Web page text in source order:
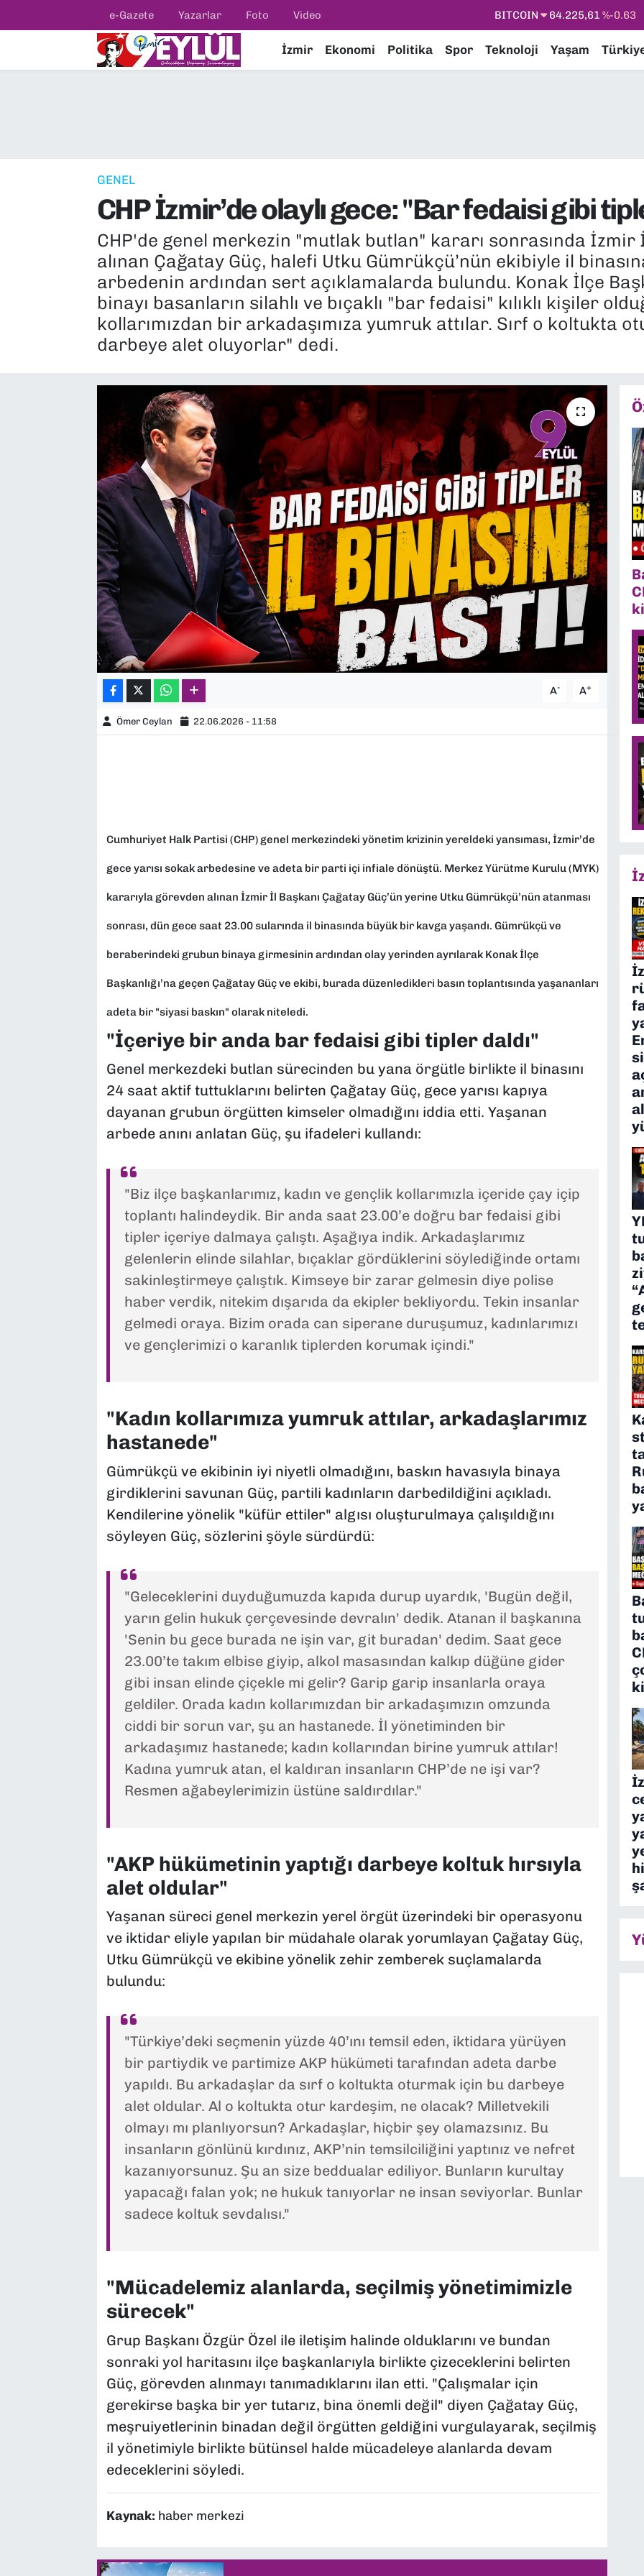
e-Gazete Yazarlar Foto Video DOLAR 47,7143%0.16
STERLİN
64,2463%0.07
İzmir Ekonomi Politika Spor Teknoloji Yaşam
GENEL
CHP İzmir’de olaylı gece: "Bar fedaisi gibi
CHP'de genel merkezin "mutlak butlan" kararı sonrasında İzmir
alınan Çağatay Güç, halefi Utku Gümrükçü’nün ekibiyle il
arbedenin ardından sert açıklamalarda bulundu. Konak İlçe
binayı basanların silahlı ve bıçaklı "bar fedaisi" kılıklı kişiler
kollarımızdan bir arkadaşımıza yumruk attılar. Sırf o koltukta
darbeye alet oluyorlar" dedi.
A- A+
Ömer Ceylan 22.06.2026 - 11:58
Cumhuriyet Halk Partisi (CHP) genel merkezindeki yönetim krizinin yereldeki yansıması, İzmir’de
gece yarısı sokak arbedesine ve adeta bir parti içi infiale dönüştü. Merkez Yürütme Kurulu (MYK)
kararıyla görevden alınan İzmir İl Başkanı Çağatay Güç’ün yerine Utku Gümrükçü’nün atanması
sonrası, dün gece saat 23.00 sularında il binasında büyük bir kavga yaşandı. Gümrükçü ve
beraberindeki grubun binaya girmesinin ardından olay yerinden ayrılarak Konak İlçe
Başkanlığı’na geçen Çağatay Güç ve ekibi, burada düzenledikleri basın toplantısında yaşananları
adeta bir "siyasi baskın" olarak niteledi.
"İçeriye bir anda bar fedaisi gibi tipler daldı"
Genel merkezdeki butlan sürecinden bu yana örgütle birlikte il binasını
24 saat aktif tuttuklarını belirten Çağatay Güç, gece yarısı kapıya
dayanan grubun örgütten kimseler olmadığını iddia etti. Yaşanan
arbede anını anlatan Güç, şu ifadeleri kullandı:
"Biz ilçe başkanlarımız, kadın ve gençlik kollarımızla içeride çay içip
toplantı halindeydik. Bir anda saat 23.00’e doğru bar fedaisi gibi
tipler içeriye dalmaya çalıştı. Aşağıya indik. Arkadaşlarımız
gelenlerin elinde silahlar, bıçaklar gördüklerini söylediğinde ortamı
sakinleştirmeye çalıştık. Kimseye bir zarar gelmesin diye polise
haber verdik, nitekim dışarıda da ekipler bekliyordu. Tekin insanlar
gelmedi oraya. Bizim orada can siperane duruşumuz, kadınlarımızı
ve gençlerimizi o karanlık tiplerden korumak içindi."
"Kadın kollarımıza yumruk attılar, arkadaşlarımız
hastanede"
Gümrükçü ve ekibinin iyi niyetli olmadığını, baskın havasıyla binaya
girdiklerini savunan Güç, partili kadınların darbedildiğini açıkladı.
Kendilerine yönelik "küfür ettiler" algısı oluşturulmaya çalışıldığını
söyleyen Güç, sözlerini şöyle sürdürdü:
"Geleceklerini duyduğumuzda kapıda durup uyardık, 'Bugün değil,
yarın gelin hukuk çerçevesinde devralın' dedik. Atanan il başkanına
'Senin bu gece burada ne işin var, git buradan' dedim. Saat gece
23.00’te takım elbise giyip, alkol masasından kalkıp düğüne gider
gibi insan elinde çiçekle mi gelir? Garip garip insanlarla oraya
geldiler. Orada kadın kollarımızdan bir arkadaşımızın omzunda
ciddi bir sorun var, şu an hastanede. İl yönetiminden bir
arkadaşımız hastanede; kadın kollarından birine yumruk attılar!
Kadına yumruk atan, el kaldıran insanların CHP’de ne işi var?
Resmen ağabeylerimizin üstüne saldırdılar."
"AKP hükümetinin yaptığı darbeye koltuk hırsıyla
alet oldular"
Yaşanan süreci genel merkezin yerel örgüt üzerindeki bir operasyonu
ve iktidar eliyle yapılan bir müdahale olarak yorumlayan Çağatay Güç,
Utku Gümrükçü ve ekibine yönelik zehir zemberek suçlamalarda
bulundu:
"Türkiye’deki seçmenin yüzde 40’ını temsil eden, iktidara yürüyen
bir partiydik ve partimize AKP hükümeti tarafından adeta darbe
yapıldı. Bu arkadaşlar da sırf o koltukta oturmak için bu darbeye
alet oldular. Al o koltukta otur kardeşim, ne olacak? Milletvekili
olmayı mı planlıyorsun? Arkadaşlar, hiçbir şey olamazsınız. Bu
insanların gönlünü kırdınız, AKP’nin temsilciliğini yaptınız ve nefret
kazanıyorsunuz. Şu an size beddualar ediliyor. Bunların kurultay
yapacağı falan yok; ne hukuk tanıyorlar ne insan seviyorlar. Bunlar
sadece koltuk sevdalısı."
"Mücadelemiz alanlarda, seçilmiş yönetimimizle
sürecek"
Grup Başkanı Özgür Özel ile iletişim halinde olduklarını ve bundan
sonraki yol haritasını ilçe başkanlarıyla birlikte çizeceklerini belirten
Güç, görevden alınmayı tanımadıklarını ilan etti. "Çalışmalar için
gerekirse başka bir yer tutarız, bina önemli değil" diyen Çağatay Güç,
meşruiyetlerinin binadan değil örgütten geldiğini vurgulayarak, seçilmiş
il yönetimiyle birlikte bütünsel halde mücadeleye alanlarda devam
edeceklerini söyledi.
Kaynak: haber merkezi
Resmi İlanlar
EKONOMİ
KÜLTÜR SANAT
YEREL YÖNETİMLER
Konak Nöbetçi Eczaneler
Tüm Manşetler
Son Dakika Haberleri